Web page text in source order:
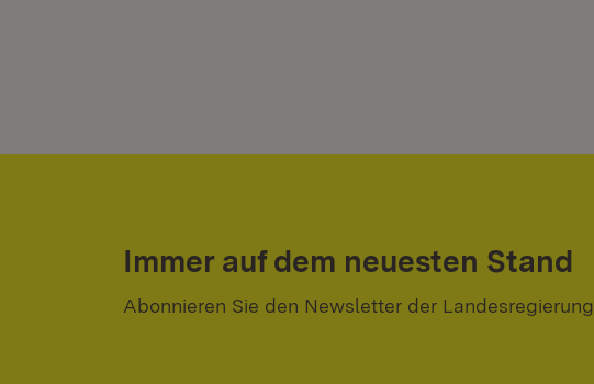
Immer auf dem neuesten Stand
Abonnieren Sie den Newsletter der Landesregierung.